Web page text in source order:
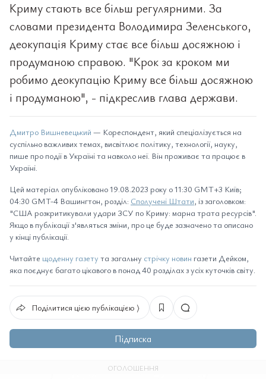
Криму стають все більш регулярними. За
словами президента Володимира Зеленського,
деокупація Криму стає все більш досяжною і
продуманою справою. "Крок за кроком ми
робимо деокупацію Криму все більш досяжною
і продуманою", - підкреслив глава держави.
Дмитро Вишневецький — Кореспондент, який спеціалізується на
суспільно важливих темах, висвітлює політику, технології, науку,
пише про події в Україні та навколо неї. Він проживає та працює в
Україні.
Цей матеріал опубліковано 19.08.2023 року о 11:30 GMT+3 Київ;
04:30 GMT-4 Вашингтон, розділ: Сполучені Штати, із заголовком:
"США розкритикували удари ЗСУ по Криму: марна трата ресурсів".
Якщо в публікації з'являться зміни, про це буде зазначено та описано
у кінці публікації.
Читайте щоденну газету та загальну стрічку новин газети Дейком,
яка поєднує багато цікавого в понад 40 розділах з усіх куточків світу.
Поділитися цією публікацією ⟩
Підписка
ОГОЛОШЕННЯ